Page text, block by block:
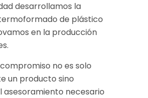
desarrollamos la
de plástico
en la producción
no es solo
un producto sino
asesoramiento necesario